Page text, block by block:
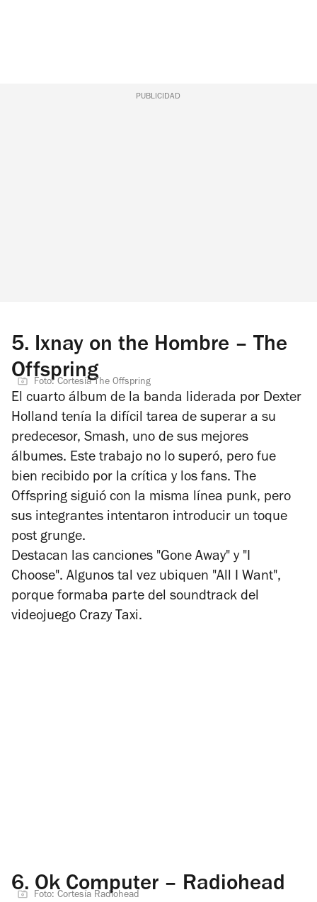
PUBLICIDAD
5. Ixnay on the Hombre – The
Offspring
Foto: Cortesía The Offspring
El cuarto álbum de la banda liderada por Dexter
Holland tenía la difícil tarea de superar a su
predecesor, Smash, uno de sus mejores
álbumes. Este trabajo no lo superó, pero fue
bien recibido por la crítica y los fans. The
Offspring siguió con la misma línea punk, pero
sus integrantes intentaron introducir un toque
post grunge.
Destacan las canciones "Gone Away" y "I
Choose". Algunos tal vez ubiquen "All I Want",
porque formaba parte del soundtrack del
videojuego Crazy Taxi.
6. Ok Computer – Radiohead
Foto: Cortesía Radiohead